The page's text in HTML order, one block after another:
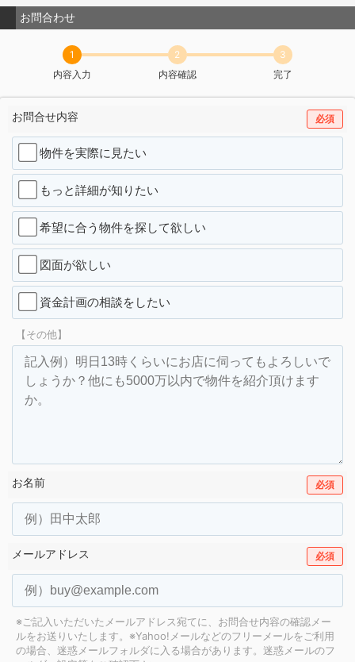
お問合わせ
1
内容入力
2
内容確認
3
完了
お問合せ内容 必須
物件を実際に見たい
もっと詳細が知りたい
希望に合う物件を探して欲しい
図面が欲しい
資金計画の相談をしたい
【その他】
お名前 必須
メールアドレス 必須
※ご記入いただいたメールアドレス宛てに、お問合せ内容の確認メー
ルをお送りいたします。 ※Yahoo!メールなどのフリーメールをご利用
の場合、迷惑メールフォルダに入る場合があります。 迷惑メールのフ